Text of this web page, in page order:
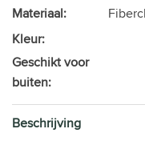
Materiaal:
Kleur:
Geschikt voor
buiten:
Beschrijving